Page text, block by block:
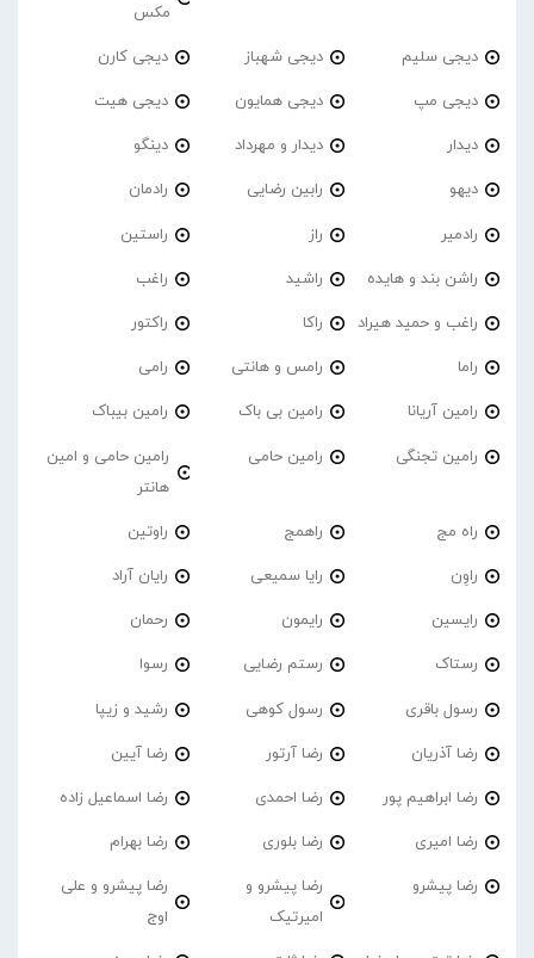
مکس
دیجی سلیم دیجی شهباز دیجی کارن
دیجی مپ دیجی همایون دیجی هیت
دیدار دیدار و مهرداد دینگو
دیهو رابین رضایی رادمان
رادمیر راز راستین
راشن بند و هایده راشید راغب
راغب و حمید هیراد راکا راکتور
راما رامس و هانتی رامی
رامین آریانا رامین بی باک رامین بیباک
رامین تجنگی رامین حامی
رامین حامی و امین
هانتر
راه مج راهمج راوتین
راوِن رایا سمیعی رایان آراد
رایسین رایمون رحمان
رستاک رستم رضایی رسوا
رسول باقری رسول کوهی رشید و زیپا
رضا آذریان رضا آرتور رضا آیین
رضا ابراهیم پور رضا احمدی رضا اسماعیل زاده
رضا امیری رضا بلوری رضا بهرام
رضا پیشرو
رضا پیشرو و
امیرتیک
رضا پیشرو و علی
اوج